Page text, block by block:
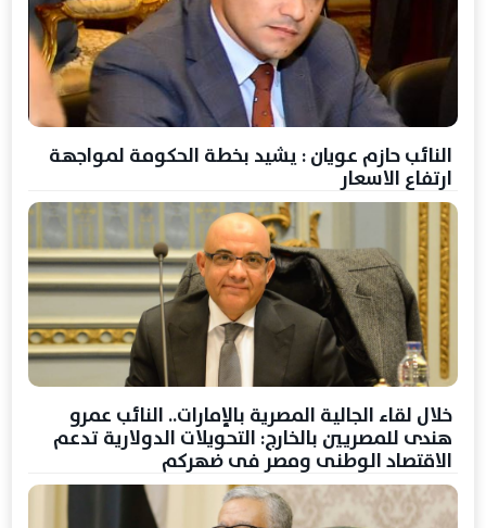
النائب حازم عويان : يشيد بخطة الحكومة لمواجهة
ارتفاع الاسعار
خلال لقاء الجالية المصرية بالإمارات.. النائب عمرو
هندى للمصريين بالخارج: التحويلات الدولارية تدعم
الاقتصاد الوطنى ومصر فى ضهركم